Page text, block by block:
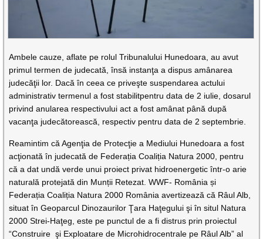
Ambele cauze, aflate pe rolul Tribunalului Hunedoara, au avut
primul termen de judecată, însă instanţa a dispus amânarea
judecăţii lor. Dacă în ceea ce priveşte suspendarea actului
administrativ termenul a fost stabilitpentru data de 2 iulie, dosarul
privind anularea respectivului act a fost amânat până după
vacanţa judecătorească, respectiv pentru data de 2 septembrie.
Reamintim că Agenţia de Protecţie a Mediului Hunedoara a fost
acţionată în judecată de Federația Coaliția Natura 2000, pentru
că a dat undă verde unui proiect privat hidroenergetic într-o arie
naturală protejată din Munții Retezat. WWF- România și
Federația Coaliția Natura 2000 România avertizează că Râul Alb,
situat în Geoparcul Dinozaurilor Ţara Haţegului şi în situl Natura
2000 Strei-Haţeg, este pe punctul de a fi distrus prin proiectul
“Construire şi Exploatare de Microhidrocentrale pe Râul Alb” al